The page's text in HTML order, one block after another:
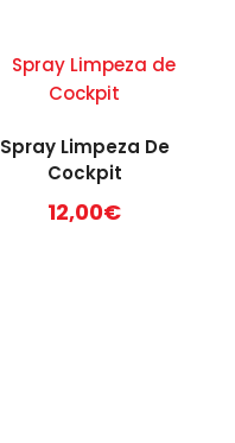
Spray Limpeza De
Cockpit
12,00€